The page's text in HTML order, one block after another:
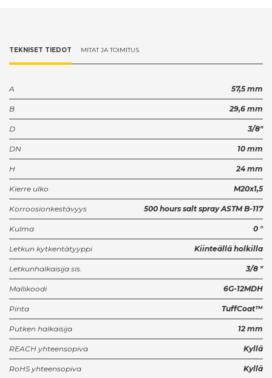
TEKNISET TIEDOT MITAT JA TOIMITUS
A 57,5 mm
B 29,6 mm
D 3/8"
DN 10 mm
H 24 mm
Kierre ulko M20x1,5
Korroosionkestävyys 500 hours salt spray ASTM B-117
Kulma 0 °
Letkun kytkentätyyppi Kiinteällä holkilla
Letkunhalkaisija sis. 3/8 "
Mallikoodi 6G-12MDH
Pinta TuffCoat™
Putken halkaisija 12 mm
REACH yhteensopiva Kyllä
RoHS yhteensopiva Kyllä